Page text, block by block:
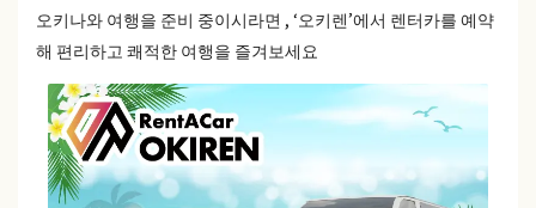
오키나와 여행을 준비 중이시라면 , ‘오키렌’에서 렌터카를 예약
해 편리하고 쾌적한 여행을 즐겨보세요